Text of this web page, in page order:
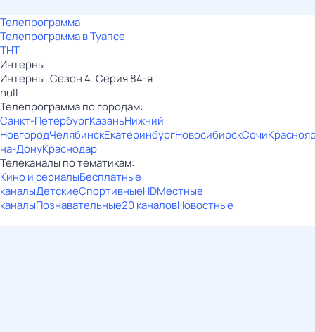
Телепрограмма
Телепрограмма в Туапсе
ТНТ
Интерны
Интерны. Сезон 4. Серия 84-я
null
Телепрограмма по городам:
Санкт-ПетербургКазаньНижний
НовгородЧелябинскЕкатеринбургНовосибирскСочи
на-ДонуКраснодар
Телеканалы по тематикам:
Кино и сериалыБесплатные
каналыДетскиеСпортивныеHDМестные
каналыПознавательные20 каналовНовостные